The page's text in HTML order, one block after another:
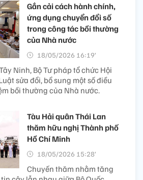
Gắn cải cách hành chính,
ứng dụng chuyển đổi số
trong công tác bồi thường
của Nhà nước
18/05/2026 16:19’
Ninh, Bộ Tư pháp tổ chức Hội
sửa đổi, bổ sung một số điều
bồi thường của Nhà nước.
Tàu Hải quân Thái Lan
thăm hữu nghị Thành phố
Hồ Chí Minh
18/05/2026 15:28’
Chuyến thăm nhằm tăng